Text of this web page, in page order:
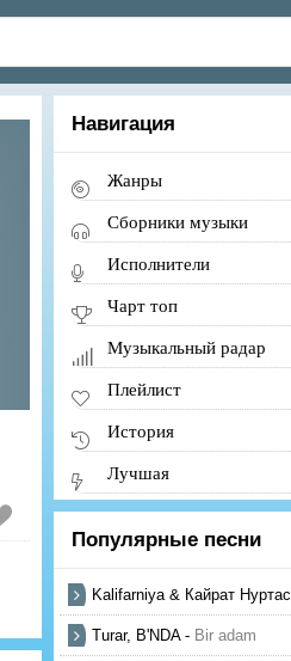
Навигация
Жанры
Сборники музыки
Исполнители
Чарт топ
Музыкальный радар
Плейлист
История
Лучшая
Популярные песни
Kalifarniya & Кайрат Нуртас
Turar, B'NDA- Bir adam